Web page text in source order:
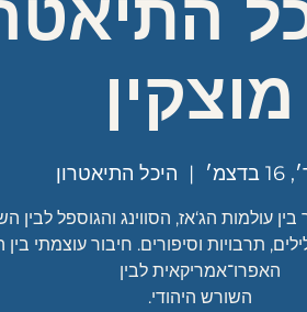
מוצקין
  |
היכל התיאטרון
תרבויות וסיפורים. חיבור עוצמתי בין
השורש היהודי.